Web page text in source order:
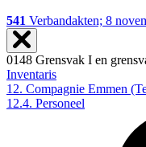
541 Verbandakten; 8
0148 Grensvak I en
Inventaris
12. Compagnie Emmen
12.4. Personeel